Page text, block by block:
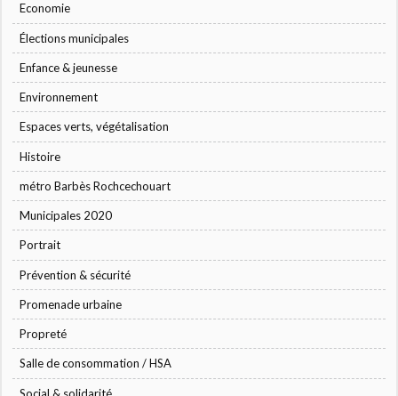
Economie
Élections municipales
Enfance & jeunesse
Environnement
Espaces verts, végétalisation
Histoire
métro Barbès Rochcechouart
Municipales 2020
Portrait
Prévention & sécurité
Promenade urbaine
Propreté
Salle de consommation / HSA
Social & solidarité